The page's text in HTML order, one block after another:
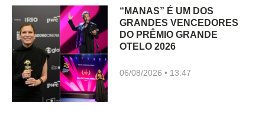
“MANAS” É UM DOS
GRANDES VENCEDORES
DO PRÊMIO GRANDE
OTELO 2026
06/08/2026 13:47